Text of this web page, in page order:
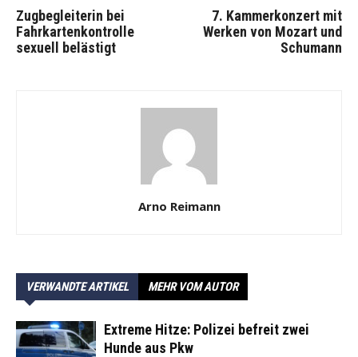
Zugbegleiterin bei
Fahrkartenkontrolle
sexuell belästigt
7. Kammerkonzert mit
Werken von Mozart und
Schumann
Arno Reimann
VERWANDTE ARTIKEL MEHR VOM AUTOR
Extreme Hitze: Polizei befreit zwei
Hunde aus Pkw